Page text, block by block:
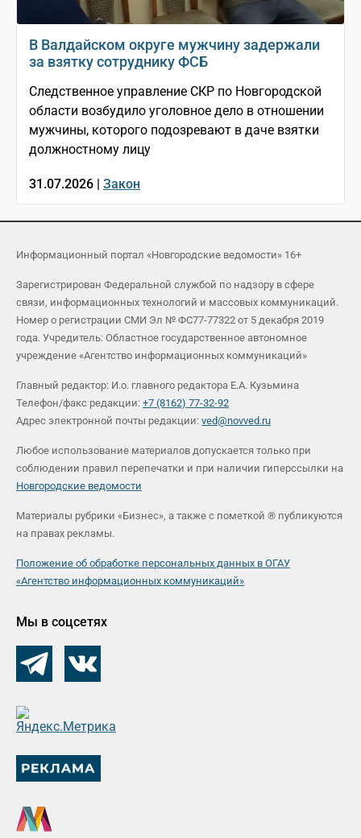
В Валдайском округе мужчину задержали
за взятку сотруднику ФСБ
Следственное управление СКР по Новгородской
области возбудило уголовное дело в отношении
мужчины, которого подозревают в даче взятки
должностному лицу
31.07.2026 | Закон
Информационный портал «Новгородские ведомости» 16+
Зарегистрирован Федеральной службой по надзору в сфере
связи, информационных технологий и массовых коммуникаций.
Номер о регистрации СМИ Эл № ФС77-77322 от 5 декабря 2019
года. Учредитель: Областное государственное автономное
учреждение «Агентство информационных коммуникаций»
Главный редактор: И.о. главного редактора Е.А. Кузьмина
Телефон/факс редакции: +7 (8162) 77-32-92
Адрес электронной почты редакции: ved@novved.ru
Любое использование материалов допускается только при
соблюдении правил перепечатки и при наличии гиперссылки на
Новгородские ведомости
Материалы рубрики «Бизнес», а также с пометкой ® публикуются
на правах рекламы.
Положение об обработке персональных данных в ОГАУ
«Агентство информационных коммуникаций»
Мы в соцсетях